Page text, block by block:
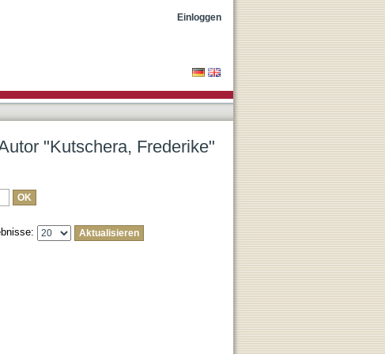
Einloggen
"Kutschera, Frederike"